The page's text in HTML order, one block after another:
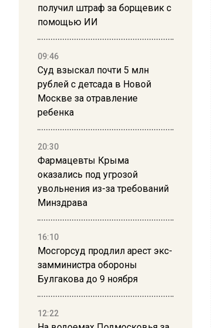
получил штраф за борщевик с
помощью ИИ
09:46
Суд взыскал почти 5 млн
рублей с детсада в Новой
Москве за отравление
ребенка
20:30
Фармацевты Крыма
оказались под угрозой
увольнения из-за требований
Минздрава
16:10
Мосгорсуд продлил арест экс-
замминистра обороны
Булгакова до 9 ноября
12:22